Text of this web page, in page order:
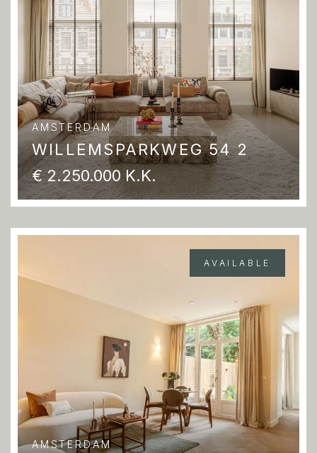
AMSTERDAM
WILLEMSPARKWEG 54 2
€ 2.250.000 K.K.
AVAILABLE
AMSTERDAM